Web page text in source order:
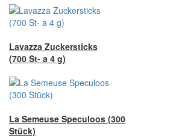
Lavazza Zuckersticks
(700 St- a 4 g)
La Semeuse Speculoos (300
Stück)